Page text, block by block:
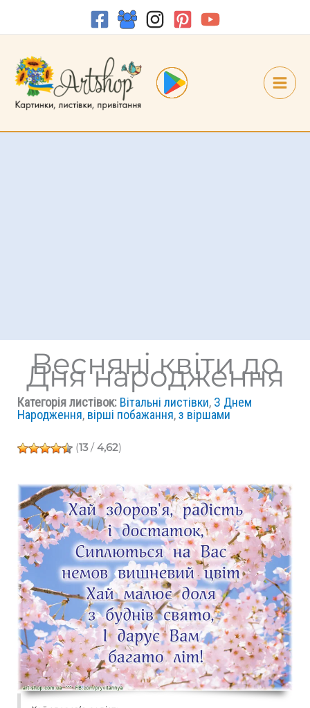
Весняні квіти до
Дня народження
Категорія листівок: Вітальні листівки, З Днем
Народження, вірші побажання,з віршами
(13/ 4,62)